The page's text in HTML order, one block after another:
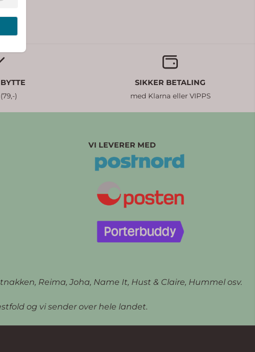
)
SIKKER BETALING
med Klarna eller VIPPS
VI LEVERER MED
Reima, Joha, Name It, Hust & Claire, Hummel osv.
og vi sender over hele landet.